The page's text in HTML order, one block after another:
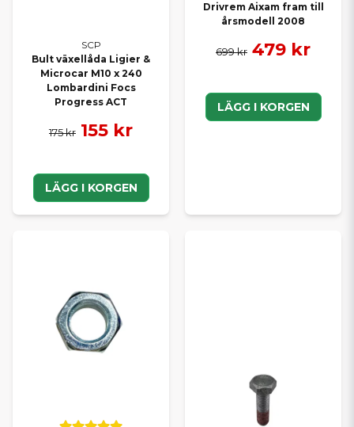
SCP
Bult växellåda Ligier &
Microcar M10 x 240
Lombardini Focs
Progress ACT
175 kr 155 kr
LÄGG I KORGEN
Drivrem Aixam fram till
årsmodell 2008
699 kr 479 kr
LÄGG I KORGEN